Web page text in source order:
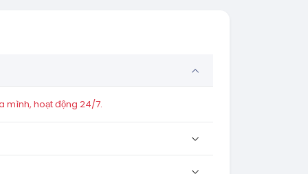
mình, hoạt động 24/7.